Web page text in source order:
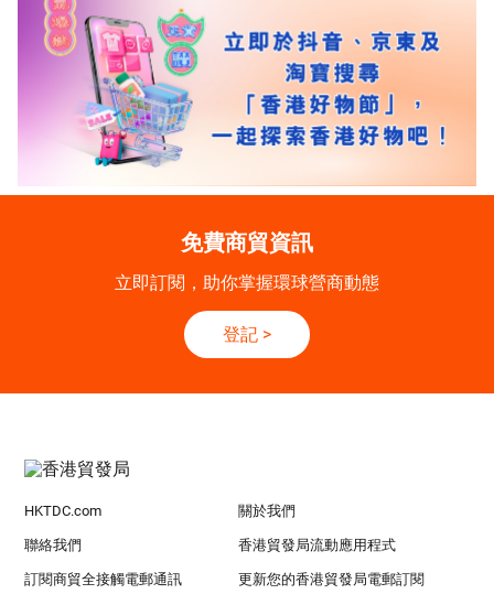
免費商貿資訊
立即訂閱，助你掌握環球營商動態
登記 >
HKTDC.com 關於我們
聯絡我們 香港貿發局流動應用程式
訂閱商貿全接觸電郵通訊 更新您的香港貿發局電郵訂閱